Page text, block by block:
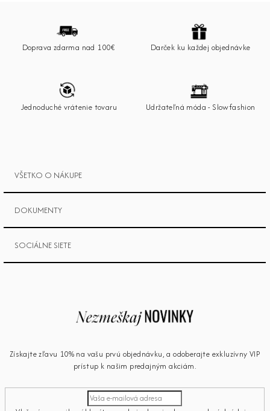
Doprava zdarma nad 100€ Darček ku každej objednávke
Jednoduché vrátenie tovaru Udržateľná móda - Slowfashion
VŠETKO O NÁKUPE
DOKUMENTY
SOCIÁLNE SIETE
Získajte zľavu 10% na vašu prvú objednávku, a odoberajte exkluzívny VIP
prístup k našim predajným akciám.